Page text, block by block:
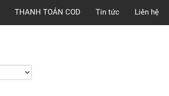
THANH TOÁN COD Tin tức Liên hệ